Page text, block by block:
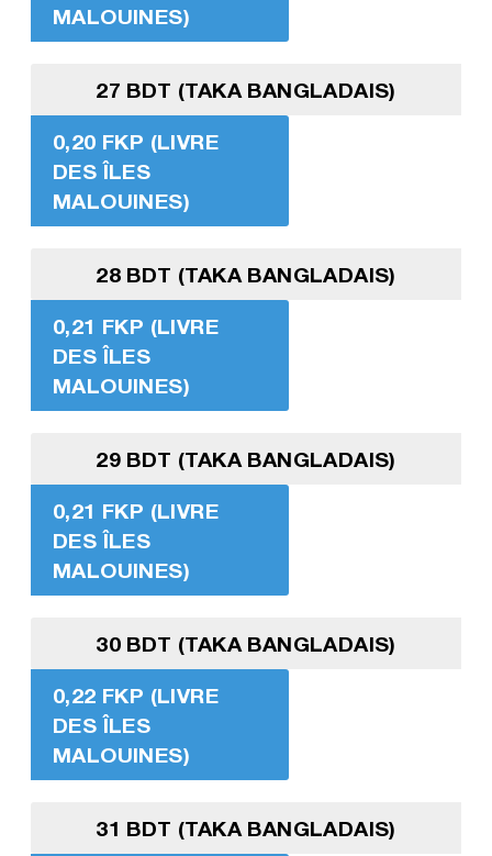
MALOUINES)
27 BDT (TAKA BANGLADAIS)
0,20 FKP (LIVRE
DES ÎLES
MALOUINES)
28 BDT (TAKA BANGLADAIS)
0,21 FKP (LIVRE
DES ÎLES
MALOUINES)
29 BDT (TAKA BANGLADAIS)
0,21 FKP (LIVRE
DES ÎLES
MALOUINES)
30 BDT (TAKA BANGLADAIS)
0,22 FKP (LIVRE
DES ÎLES
MALOUINES)
31 BDT (TAKA BANGLADAIS)